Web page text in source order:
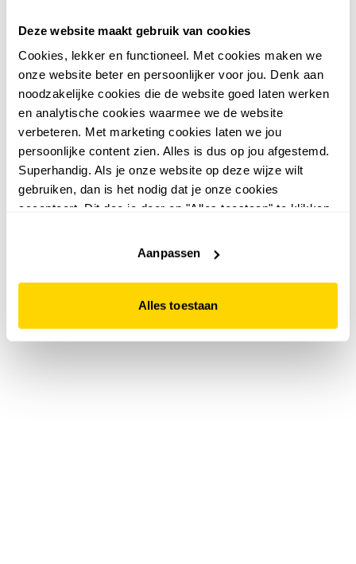
Deze website maakt gebruik van cookies
Cookies, lekker en functioneel. Met cookies maken we
onze website beter en persoonlijker voor jou. Denk aan
noodzakelijke cookies die de website goed laten werken
en analytische cookies waarmee we de website
verbeteren. Met marketing cookies laten we jou
persoonlijke content zien. Alles is dus op jou afgestemd.
Superhandig. Als je onze website op deze wijze wilt
gebruiken, dan is het nodig dat je onze cookies
accepteert. Dit doe je door op "Alles toestaan" te klikken.
website niet optimaal functioneert.
Aanpassen
Alles toestaan